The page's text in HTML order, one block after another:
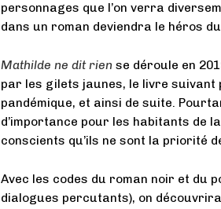
personnages que l’on verra
dans un roman deviendra le héros
Mathilde ne dit riense déroule en
par les gilets jaunes, le livre suivant
pandémique, et ainsi de suite.
d’importance pour les habitants de
conscients qu’ils ne sont la priorité
Avec les codes du roman noir et du
dialogues percutants), on